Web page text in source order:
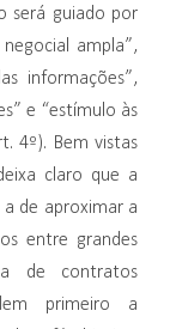
será guiado por
ampla”,
informações”,
e “estímulo às
4º). Bem vistas
claro que a
de aproximar a
entre grandes
de contratos
primeiro a